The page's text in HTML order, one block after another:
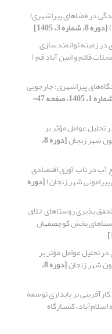
در فضاهای پیراشهری(
[دوره 8، شماره 3، 1405]
زمینه توانمندسازی
قائم و امین آباد قم )
پیراشهری؛ چارچوبی
[دوره 8، شماره 1، 1405، صفحه 47-
تحلیل عوامل مؤثر بر
شهر زنجان [دوره 8،
آب در تاب ­آوری ­اقتصادی
شهر زنجان)[دوره
پذیری روستاهای خلاق
بخش کوچصفهان
تحلیل عوامل مؤثر بر
شهر زنجان [دوره 8،
بر پایداری توسعه
کشتارگاه